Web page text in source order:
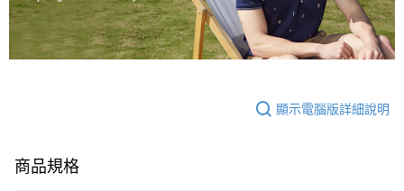
顯示電腦版詳細說明
商品規格